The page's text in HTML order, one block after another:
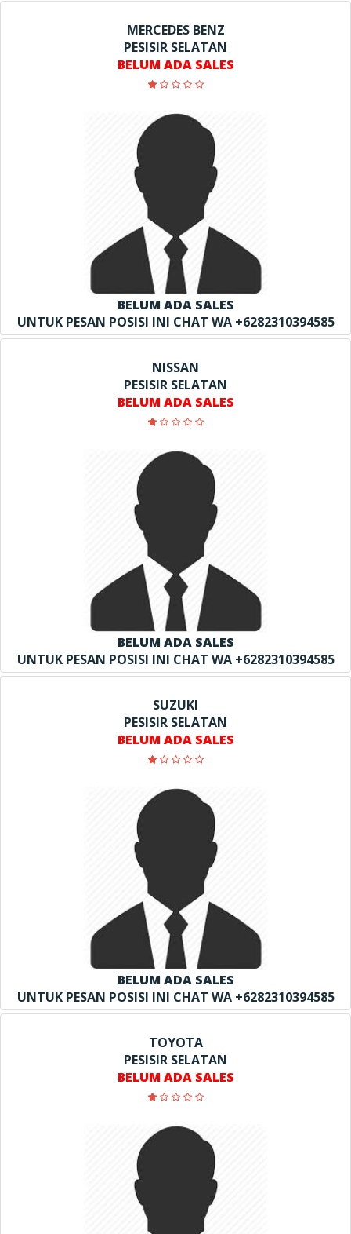
MERCEDES BENZ
PESISIR SELATAN
BELUM ADA SALES
BELUM ADA SALES
UNTUK PESAN POSISI INI CHAT WA +6282310394585
NISSAN
PESISIR SELATAN
BELUM ADA SALES
BELUM ADA SALES
UNTUK PESAN POSISI INI CHAT WA +6282310394585
SUZUKI
PESISIR SELATAN
BELUM ADA SALES
BELUM ADA SALES
UNTUK PESAN POSISI INI CHAT WA +6282310394585
TOYOTA
PESISIR SELATAN
BELUM ADA SALES